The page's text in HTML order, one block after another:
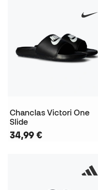
Chanclas Victori One
Slide
34,99 €